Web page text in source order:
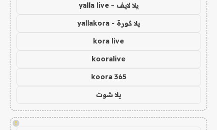
يلا لايف - yalla live
يلا كورة - yallakora
kora live
kooralive
koora 365
يلا شوت
!